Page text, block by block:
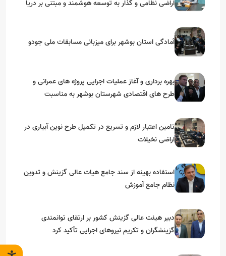
اراضی نظامی و گذار به توسعه هوشمند و مبتنی بر دریا
آمادگی استان بوشهر برای میزبانی مسابقات ملی جودو
بهره برداری و آغاز عملیات اجرایی پروژه های عمرانی و
طرح های اقتصادی شهرستان بوشهر به مناسبت
تامین اعتبار لازم و تسریع در تکمیل طرح نوین آبیاری در
اراضی نخیلات
استفاده بهینه از سند جامع هیات عالی گزینش و‌ تدوین
نظام جامع آموزش
دبیر هیئت عالی گزینش کشور بر ارتقای توانمندی
گزینشگران و تکریم نیروهای اجرایی تأکید کرد